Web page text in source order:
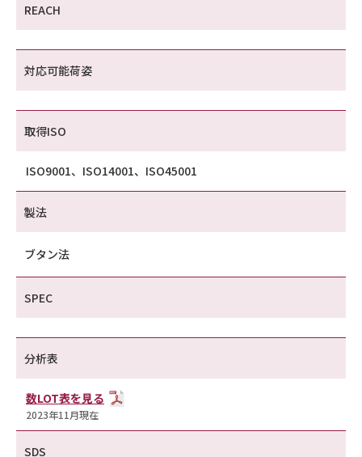
REACH
対応可能荷姿
取得ISO
ISO9001、ISO14001、ISO45001
製法
ブタン法
SPEC
分析表
数LOT表を見る
2023年11月現在
SDS